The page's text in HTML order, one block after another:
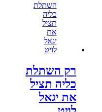
רק השתלת
כליה תציל
את יגאל